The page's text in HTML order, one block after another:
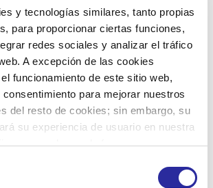
y tecnologías similares, tanto propias
para proporcionar ciertas funciones,
redes sociales y analizar el tráfico
A excepción de las cookies
funcionamiento de este sitio web,
para mejorar nuestros
del resto de cookies; sin embargo, su
su experiencia de usuario en nuestra
o rechazar de forma
puede consultar nuestra
Política de
Logistics, entre las
empresas de